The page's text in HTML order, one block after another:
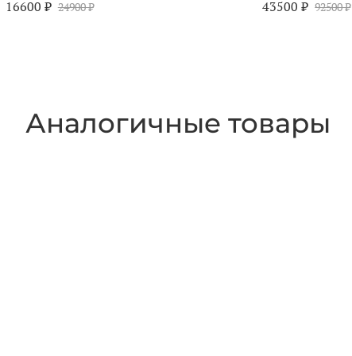
16600 ₽ 24900 ₽ 43500 ₽ 92500 ₽
Аналогичные товары